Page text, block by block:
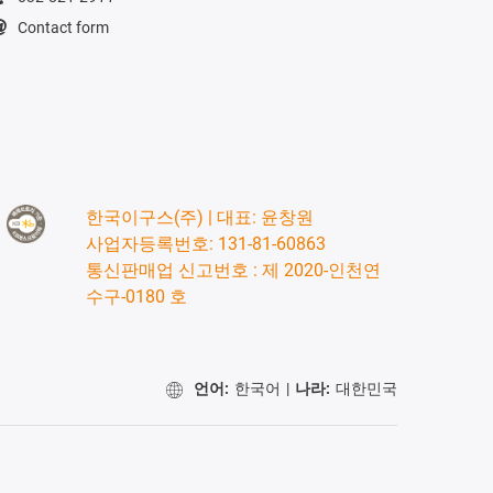
Contact form
한국이구스(주) | 대표: 윤창원
사업자등록번호: 131-81-60863
통신판매업 신고번호 : 제 2020-인천연
수구-0180 호
언어: 한국어 | 나라: 대한민국